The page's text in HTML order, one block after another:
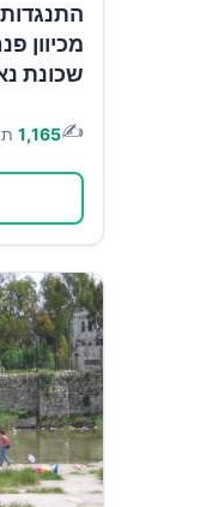
מכיוון
שכונת
✍️
1,165